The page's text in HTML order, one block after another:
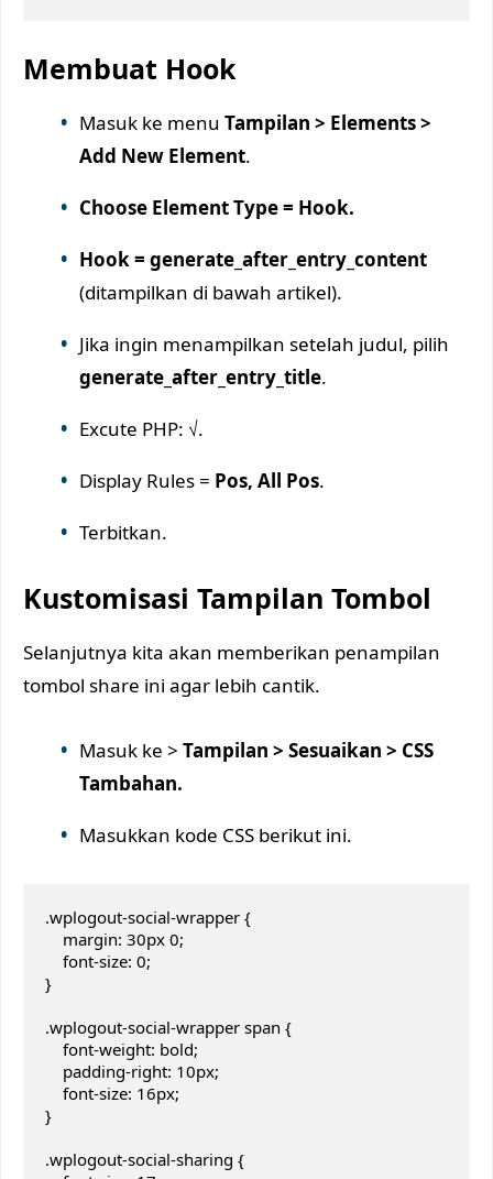
Membuat Hook
Masuk ke menu Tampilan > Elements >
Add New Element.
Choose Element Type = Hook.
Hook = generate_after_entry_content
(ditampilkan di bawah artikel).
Jika ingin menampilkan setelah judul, pilih
generate_after_entry_title.
Excute PHP: √.
Display Rules = Pos, All Pos.
Terbitkan.
Kustomisasi Tampilan Tombol
Selanjutnya kita akan memberikan penampilan
tombol share ini agar lebih cantik.
Masuk ke > Tampilan > Sesuaikan > CSS
Tambahan.
Masukkan kode CSS berikut ini.
.wplogout-social-wrapper {
}
.wplogout-social-wrapper span {
}
.wplogout-social-sharing {